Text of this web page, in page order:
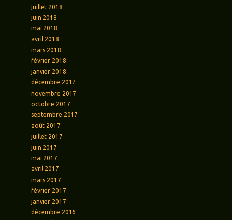
juillet 2018
juin 2018
mai 2018
avril 2018
mars 2018
février 2018
janvier 2018
décembre 2017
novembre 2017
octobre 2017
septembre 2017
août 2017
juillet 2017
juin 2017
mai 2017
avril 2017
mars 2017
février 2017
janvier 2017
décembre 2016